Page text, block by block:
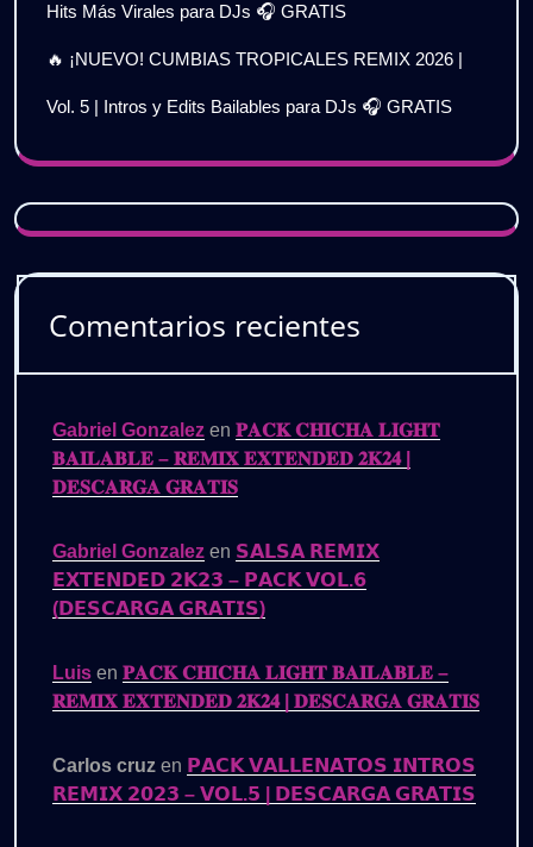
Hits Más Virales para DJs 🎧 GRATIS
🔥 ¡NUEVO! CUMBIAS TROPICALES REMIX 2026 |
Vol. 5 | Intros y Edits Bailables para DJs 🎧 GRATIS
Comentarios recientes
Gabriel Gonzalez en 𝐏𝐀𝐂𝐊 𝐂𝐇𝐈𝐂𝐇𝐀 𝐋𝐈𝐆𝐇𝐓
𝐁𝐀𝐈𝐋𝐀𝐁𝐋𝐄 – 𝐑𝐄𝐌𝐈𝐗 𝐄𝐗𝐓𝐄𝐍𝐃𝐄𝐃 𝟐𝐊𝟐𝟒 |
𝐃𝐄𝐒𝐂𝐀𝐑𝐆𝐀 𝐆𝐑𝐀𝐓𝐈𝐒
Gabriel Gonzalez en 𝗦𝗔𝗟𝗦𝗔 𝗥𝗘𝗠𝗜𝗫
𝗘𝗫𝗧𝗘𝗡𝗗𝗘𝗗 𝟮𝗞𝟮𝟯 – 𝗣𝗔𝗖𝗞 𝗩𝗢𝗟.𝟲
(𝗗𝗘𝗦𝗖𝗔𝗥𝗚𝗔 𝗚𝗥𝗔𝗧𝗜𝗦)
Luis en 𝐏𝐀𝐂𝐊 𝐂𝐇𝐈𝐂𝐇𝐀 𝐋𝐈𝐆𝐇𝐓 𝐁𝐀𝐈𝐋𝐀𝐁𝐋𝐄 –
𝐑𝐄𝐌𝐈𝐗 𝐄𝐗𝐓𝐄𝐍𝐃𝐄𝐃 𝟐𝐊𝟐𝟒 | 𝐃𝐄𝐒𝐂𝐀𝐑𝐆𝐀 𝐆𝐑𝐀𝐓𝐈𝐒
Carlos cruz en 𝗣𝗔𝗖𝗞 𝗩𝗔𝗟𝗟𝗘𝗡𝗔𝗧𝗢𝗦 𝗜𝗡𝗧𝗥𝗢𝗦
𝗥𝗘𝗠𝗜𝗫 𝟮𝟬𝟮𝟯 – 𝗩𝗢𝗟.𝟱 | 𝗗𝗘𝗦𝗖𝗔𝗥𝗚𝗔 𝗚𝗥𝗔𝗧𝗜𝗦